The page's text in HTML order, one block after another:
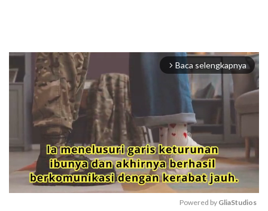
arrow_forward_ios Baca selengkapnya
Powered by GliaStudios